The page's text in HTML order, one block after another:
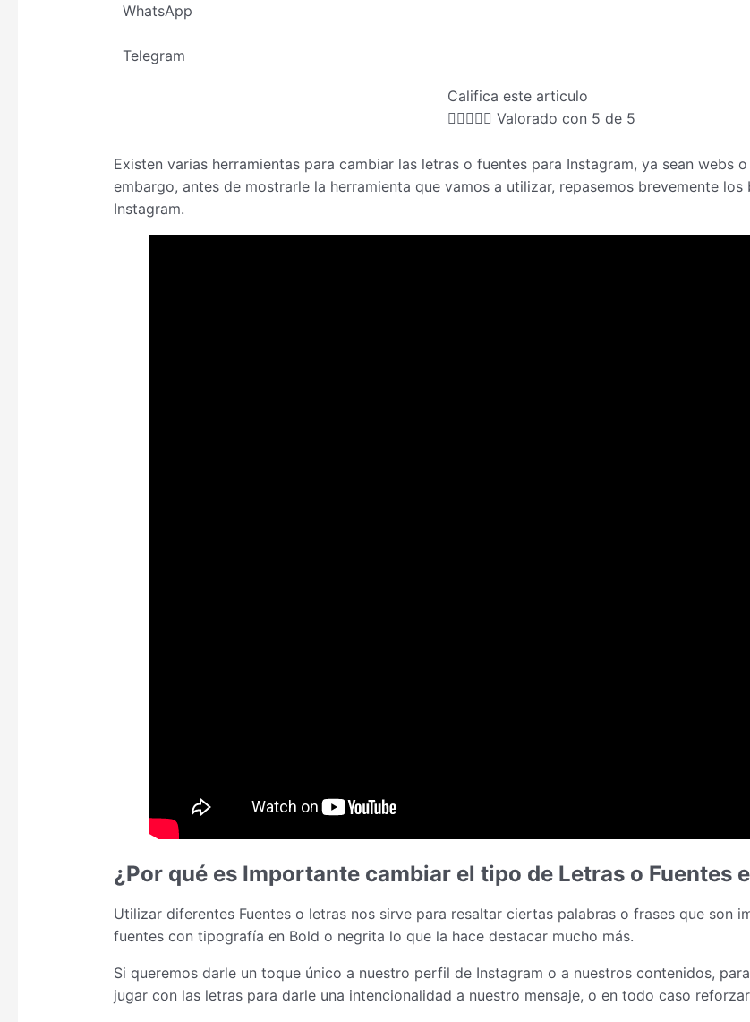
WhatsApp
Telegram
Califica este articulo
 Valorado con 5 de 5
Existen varias herramientas para cambiar las letras o fuentes para Instagram, ya sean webs
embargo, antes de mostrarle la herramienta que vamos a utilizar, repasemos brevemente
Instagram.
¿Por qué es Importante cambiar el tipo de Letras o Fuentes
Utilizar diferentes Fuentes o letras nos sirve para resaltar ciertas palabras o frases que son
fuentes con tipografía en Bold o negrita lo que la hace destacar mucho más.
Si queremos darle un toque único a nuestro perfil de Instagram o a nuestros contenidos,
jugar con las letras para darle una intencionalidad a nuestro mensaje, o en todo caso